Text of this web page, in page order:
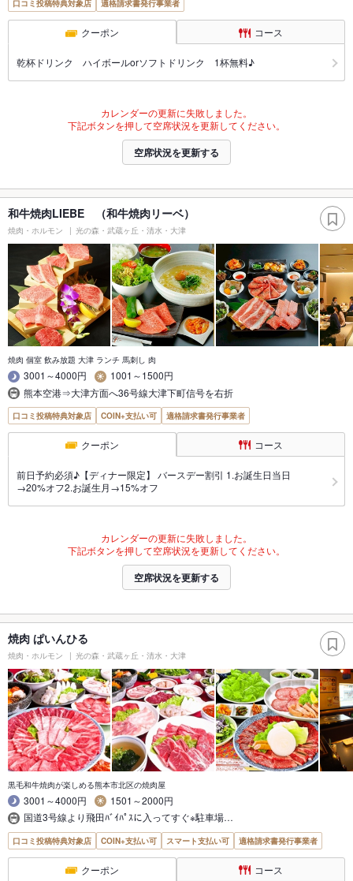
口コミ投稿特典対象店 適格請求書発行事業者
クーポン コース
乾杯ドリンク ハイボールorソフトドリンク 1杯無料♪
カレンダーの更新に失敗しました。
下記ボタンを押して空席状況を更新してください。
空席状況を更新する
和牛焼肉LIEBE （和牛焼肉リーベ）
焼肉・ホルモン 光の森・武蔵ヶ丘・清水・大津
焼肉 個室 飲み放題 大津 ランチ 馬刺し 肉
3001～4000円
1001～1500円
熊本空港⇒大津方面へ36号線大津下町信号を右折
口コミ投稿特典対象店 COIN+支払い可 適格請求書発行事業者
クーポン コース
前日予約必須♪【ディナー限定】 バースデー割引 1.お誕生日当日
→20%オフ2.お誕生月→15%オフ
カレンダーの更新に失敗しました。
下記ボタンを押して空席状況を更新してください。
空席状況を更新する
焼肉 ぱいんひる
焼肉・ホルモン 光の森・武蔵ヶ丘・清水・大津
黒毛和牛焼肉が楽しめる熊本市北区の焼肉屋
3001～4000円
1501～2000円
国道3号線より飛田ﾊﾞｲﾊﾟｽに入ってすぐ※駐車場…
口コミ投稿特典対象店 COIN+支払い可 スマート支払い可 適格請求書発行事業者
クーポン コース